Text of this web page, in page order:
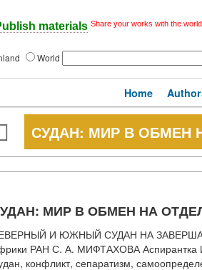
materials Share your works with the
World
Home
СУДАН: МИР В ОБМЕН
МИР В ОБМЕН НА
И ЮЖНЫЙ СУДАН НА
РАН С. А. МИФТАХОВА Аспирантка
конфликт, сепаратизм,